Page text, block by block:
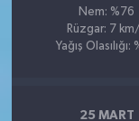
Nem: %76
Rüzgar: 7
Yağış Olasılığı:
25 MART